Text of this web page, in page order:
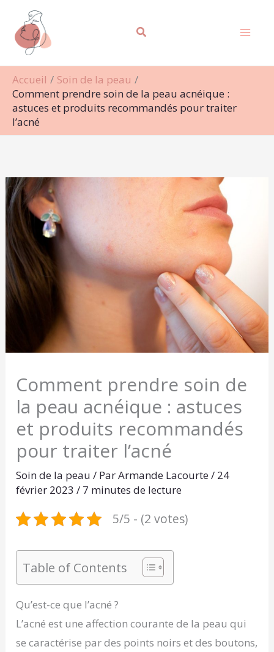
contenu
Accueil
Soin de la peau
Comment prendre soin de la peau acnéique :
astuces et produits recommandés pour traiter
l’acné
Comment prendre soin de
la peau acnéique : astuces
et produits recommandés
pour traiter l’acné
Soin de la peau / ParArmande Lacourte/ 24
février 2023/ 7 minutes de lecture
5/5 - (2 votes)
Table of Contents
Qu’est-ce que l’acné ?
L’acné est une affection courante de la peau qui
se caractérise par des points noirs et des boutons,
Rechercher